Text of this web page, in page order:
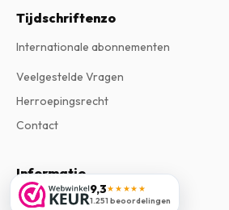
9,3★★★★★
1.251 beoordelingen
Tijdschriftenzo
Internationale abonnementen
Veelgestelde Vragen
Herroepingsrecht
Contact
Informatie
Over Ons